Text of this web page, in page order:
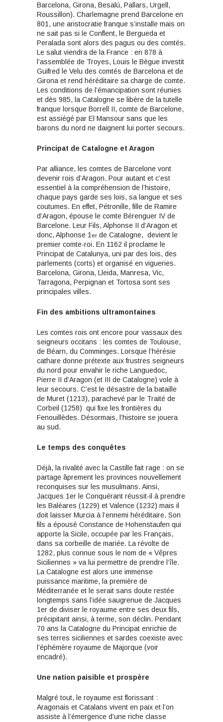
Barcelona, Girona, Besalú, Pallars, Urgell,
Roussillon). Charlemagne prend Barcelone en
801, une aristocratie franque s’installe mais on
ne sait pas si le Conflent, le Bergueda et
Peralada sont alors des pagus ou des comtés.
Le salut viendra de la France : en 878 à
l’assemblée de Troyes, Louis le Bègue investit
Guifred le Velu des comtés de Barcelona et de
Girona et rend héréditaire sa charge de comte.
Les conditions de l’émancipation sont réunies
et dès 985, la Catalogne se libère de la tutelle
franque lorsque Borrell II, comte de Barcelone,
est assiégé par El Mansour sans que les
barons du nord ne daignent lui porter secours.
Principat de Catalogne et Aragon
Par alliance, les comtes de Barcelone vont
devenir rois d’Aragon. Pour autant et c’est
essentiel à la compréhension de l’histoire,
chaque pays garde ses lois, sa langue et ses
coutumes. En effet, Pétronille, fille de Ramire
d’Aragon, épouse le comte Bérenguer IV de
Barcelone. Leur Fils, Alphonse II d’Aragon et
donc, Alphonse 1 er de Catalogne, devient le
premier comte-roi. En 1162 il proclame le
Principat de Catalunya, uni par des lois, des
parlements (corts) et organisé en vigueries.
Barcelona, Girona, Lleida, Manresa, Vic,
Tarragona, Perpignan et Tortosa sont ses
principales villes.
Fin des ambitions ultramontaines
Les comtes rois ont encore pour vassaux des
seigneurs occitans : les comtes de Toulouse,
de Béarn, du Comminges. Lorsque l’hérésie
cathare donne prétexte aux frustres seigneurs
du nord pour envahir le riche Languedoc,
Pierre II d’Aragon (et III de Catalogne) vole à
leur secours. C’est le désastre de la bataille
de Muret (1213), parachevé par le Traité de
Corbeil (1258) qui fixe les frontières du
Fenouillèdes. Désormais, l’histoire se jouera
au sud.
Le temps des conquêtes
Déjà, la rivalité avec la Castille fait rage : on se
partage âprement les provinces nouvellement
reconquises sur les musulmans. Ainsi,
Jacques 1er le Conquérant réussit-il à prendre
les Baléares (1229) et Valence (1232) mais il
doit laisser Murcia à l’ennemi héréditaire. Son
fils a épousé Constance de Hohenstaufen qui
apporte la Sicile, occupée par les Français,
dans sa corbeille de mariée. La révolte de
1282, plus connue sous le nom de « Vêpres
Siciliennes » va lui permettre de prendre l’île.
La Catalogne est alors une immense
puissance maritime, la première de
Méditerranée et le serait sans doute restée
longtemps sans l’idée saugrenue de Jacques
1er de diviser le royaume entre ses deux fils,
précipitant ainsi, à terme, son déclin. Pendant
70 ans la Catalogne du Principat enrichie de
ses terres siciliennes et sardes coexiste avec
l’éphémère royaume de Majorque (voir
encadré).
Une nation paisible et prospère
Malgré tout, le royaume est florissant :
Aragonais et Catalans vivent en paix et l’on
assiste à l’émergence d’une riche classe